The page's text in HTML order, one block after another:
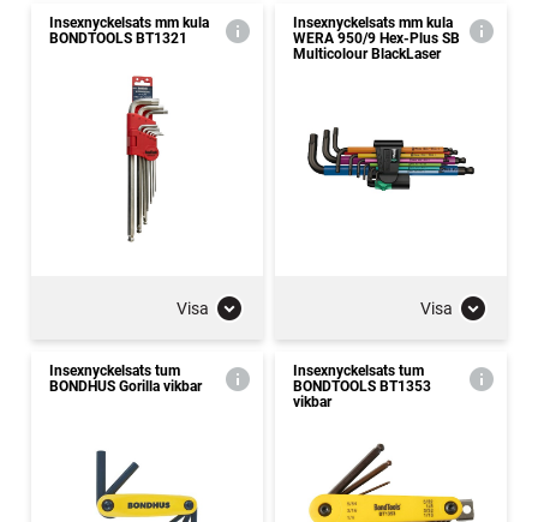
Insexnyckelsats mm kula
BONDTOOLS BT1321
Visa
Insexnyckelsats mm kula
WERA 950/9 Hex-Plus SB
Multicolour BlackLaser
Visa
Insexnyckelsats tum
BONDHUS Gorilla vikbar
Insexnyckelsats tum
BONDTOOLS BT1353
vikbar